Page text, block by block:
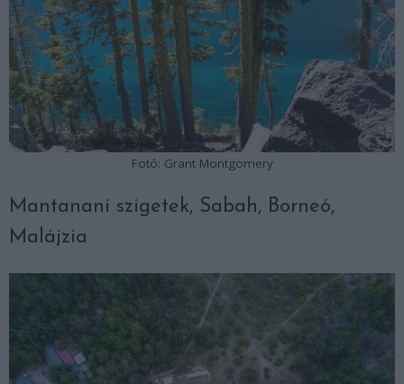
Fotó: Grant Montgomery
Mantanani szigetek, Sabah, Borneó,
Malájzia